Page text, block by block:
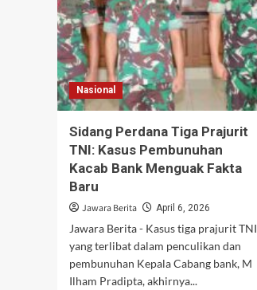
Nasional
Sidang Perdana Tiga Prajurit
TNI: Kasus Pembunuhan
Kacab Bank Menguak Fakta
Baru
Jawara Berita April 6, 2026
Jawara Berita - Kasus tiga prajurit TNI
yang terlibat dalam penculikan dan
pembunuhan Kepala Cabang bank, M
Ilham Pradipta, akhirnya...